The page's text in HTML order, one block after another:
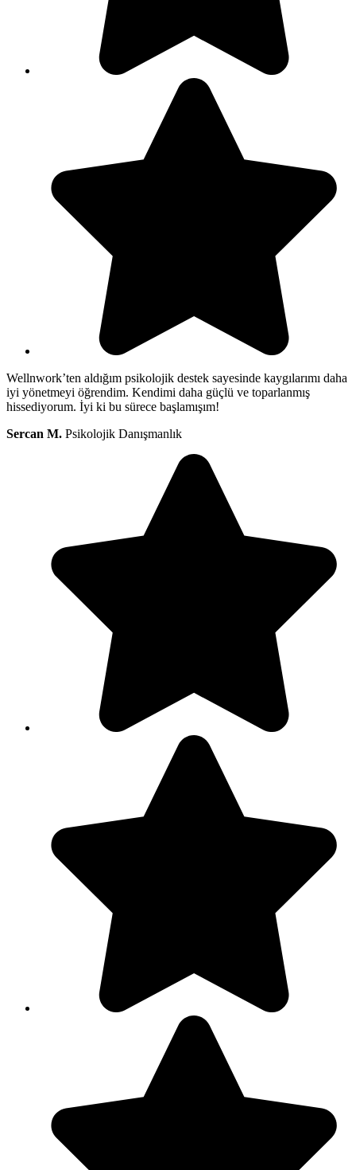
Wellnwork’ten aldığım psikolojik destek sayesinde kaygılarımı daha
iyi yönetmeyi öğrendim. Kendimi daha güçlü ve toparlanmış
hissediyorum. İyi ki bu sürece başlamışım!
Sercan M. Psikolojik Danışmanlık